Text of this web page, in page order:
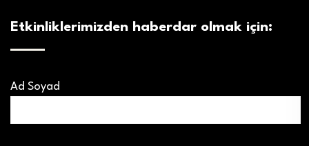
Etkinliklerimizden haberdar olmak için:
Ad Soyad